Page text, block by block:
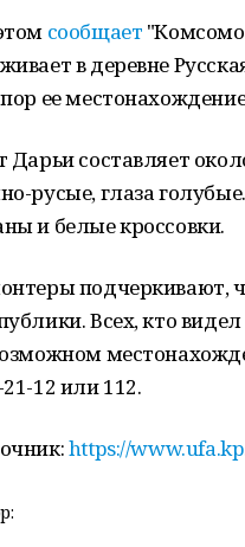
сообщает
в деревне
ее
Дарьи составляет
русые, глаза
и белые кроссовки.
подчеркивают,
Всех, кто
12 или 112.
https://